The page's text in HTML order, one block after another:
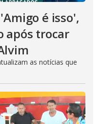
é isso',
após trocar
as notícias que